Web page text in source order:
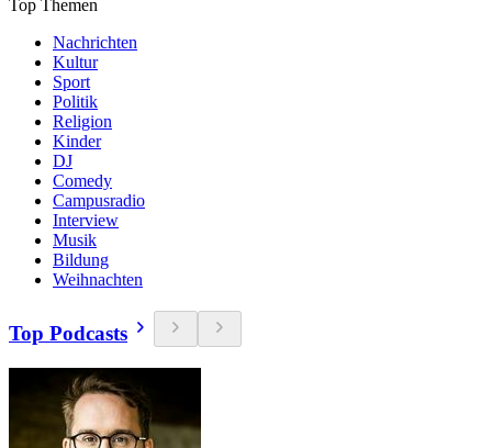
Top Themen
Nachrichten
Kultur
Sport
Politik
Religion
Kinder
DJ
Comedy
Campusradio
Interview
Musik
Bildung
Weihnachten
Top Podcasts